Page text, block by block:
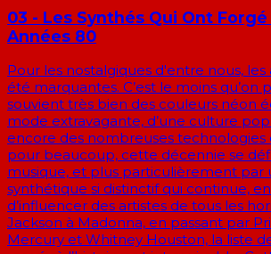
03 - Les Synthés Qui Ont Forgé
Années 80
Pour les nostalgiques d'entre nous,
été marquantes. C’est le moins qu’on
souvient très bien des couleurs néon
mode extravagante, d’une culture
encore des nombreuses technologies
pour beaucoup, cette décennie se
musique, et plus particulièrement par
synthétique si distinctif qui continue,
d’influencer des artistes de tous les
Jackson à Madonna, en passant par
Mercury et Whitney Houston, la liste